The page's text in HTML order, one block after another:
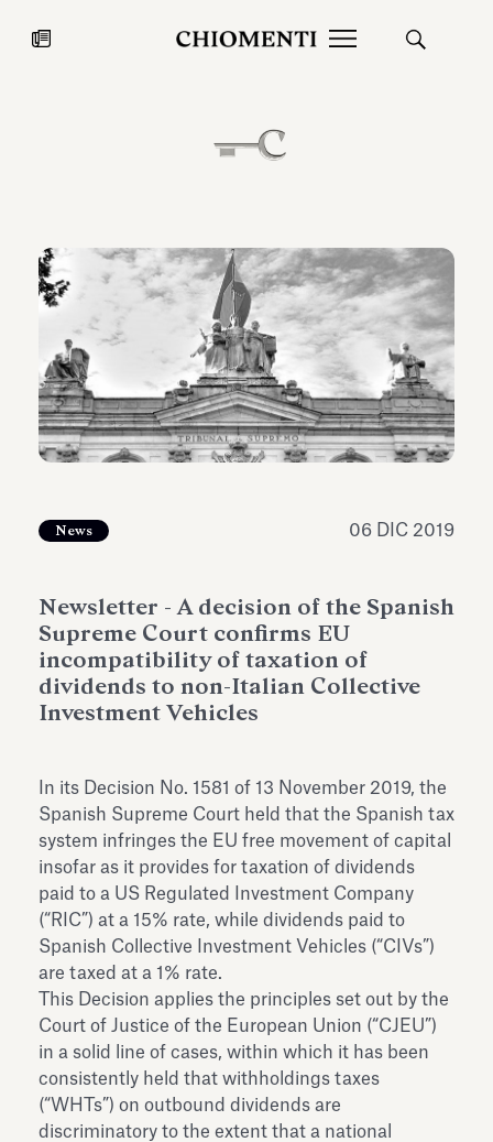
27 LUG 2026
Fondazione Torlonia inaugura la
mostra Marmora Romana
Torlonia
Chiomenti
EcoVadis
News 06 DIC 2019
Newsletter - A decision of the Spanish
Supreme Court confirms EU
incompatibility of taxation of
dividends to non-Italian Collective
Investment Vehicles
In its Decision No. 1581 of 13 November 2019, the
Spanish Supreme Court held that the Spanish tax
system infringes the EU free movement of capital
insofar as it provides for taxation of dividends
paid to a US Regulated Investment Company
(“RIC”) at a 15% rate, while dividends paid to
Spanish Collective Investment Vehicles (“CIVs”)
are taxed at a 1% rate.
This Decision applies the principles set out by the
Court of Justice of the European Union (“CJEU”)
in a solid line of cases, within which it has been
consistently held that withholdings taxes
(“WHTs”) on outbound dividends are
discriminatory to the extent that a national